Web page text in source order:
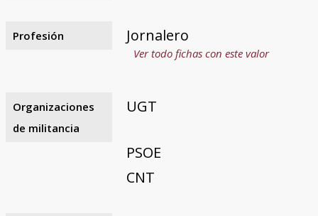
Profesión Jornalero
Ver todo fichas con este valor
Organizaciones
de militancia
UGT
PSOE
CNT